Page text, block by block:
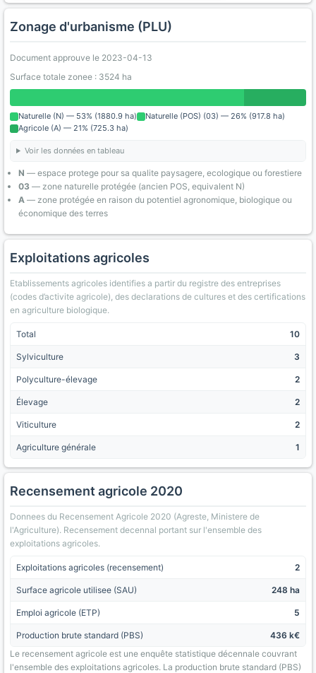
Zonage d'urbanisme (PLU)
Document approuve le 2023-04-13
Surface totale zonee : 3524 ha
Naturelle (N) — 53% (1880.9 ha)
Naturelle (POS) (03) — 26% (917.8 ha)
Agricole (A) — 21% (725.3 ha)
Voir les données en tableau
N — espace protege pour sa qualite paysagere, ecologique ou forestiere
03 — zone naturelle protégée (ancien POS, equivalent N)
A — zone protégée en raison du potentiel agronomique, biologique ou
économique des terres
Exploitations agricoles
Etablissements agricoles identifies a partir du registre des entreprises
(codes d’activite agricole), des declarations de cultures et des certifications
en agriculture biologique.
Total 10
Sylviculture 3
Polyculture-élevage 2
Élevage 2
Viticulture 2
Agriculture générale 1
Recensement agricole 2020
Donnees du Recensement Agricole 2020 (Agreste, Ministere de
l'Agriculture). Recensement decennal portant sur l'ensemble des
exploitations agricoles.
Exploitations agricoles (recensement) 2
Surface agricole utilisee (SAU) 248 ha
Emploi agricole (ETP) 5
Production brute standard (PBS)
436 k€
Le recensement agricole est une enquête statistique décennale couvrant
l'ensemble des exploitations agricoles. La production brute standard (PBS)